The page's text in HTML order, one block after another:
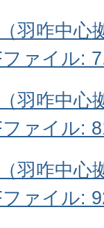
羽咋中心
ァイル:
羽咋中心
ァイル:
羽咋中心
ァイル: